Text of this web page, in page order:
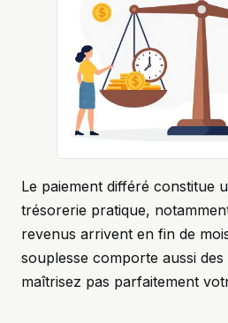
Le paiement différé constitue
trésorerie pratique,
revenus arrivent en fin de
souplesse comporte aussi des
maîtrisez pas parfaitement